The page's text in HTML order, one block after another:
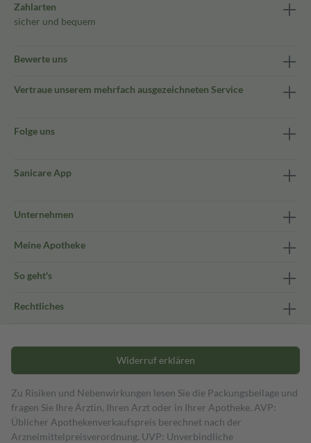
Zahlarten
sicher und bequem
Bewerte uns
Vertraue unserem mehrfach ausgezeichneten Service
Folge uns
Sanicare App
Unternehmen
Meine Apotheke
So geht's
Rechtliches
Widerruf erklären
Zu Risiken und Nebenwirkungen lesen Sie die Packungsbeilage und
fragen Sie Ihre Ärztin, Ihren Arzt oder in Ihrer Apotheke. AVP:
Üblicher Apothekenverkaufspreis berechnet nach der
Arzneimittelpreisverordnung. UVP: Unverbindliche